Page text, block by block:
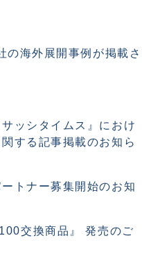
の海外展開事例が掲載さ
ッシタイムス』におけ
する記事掲載のお知ら
トナー募集開始のお知
交換商品』 発売のご